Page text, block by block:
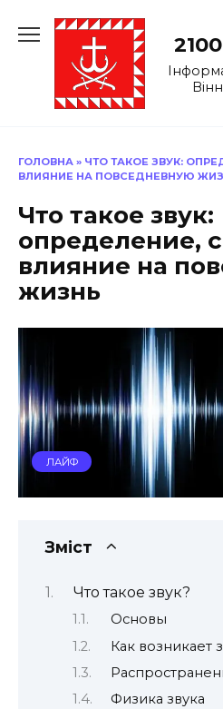
до
ГОЛОВНА » ЧТО ТАКОЕ ЗВУК:
ВЛИЯНИЕ НА ПОВСЕДНЕВНУЮ
Что такое звук:
определение,
влияние на
жизнь
ЛАЙФ
Зміст
Что такое звук?
Основы
Как возникает
Физика звука